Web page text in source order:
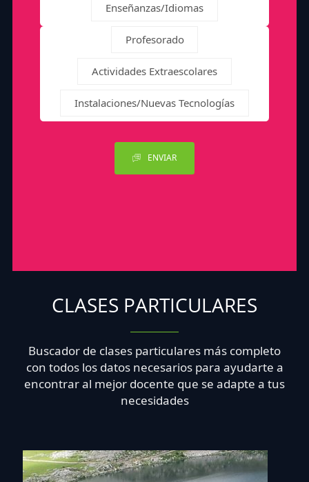
Enseñanzas/Idiomas
Profesorado
Actividades Extraescolares
Instalaciones/Nuevas Tecnologías
ENVIAR
CLASES PARTICULARES
Buscador de clases particulares más completo
con todos los datos necesarios para ayudarte a
encontrar al mejor docente que se adapte a tus
necesidades